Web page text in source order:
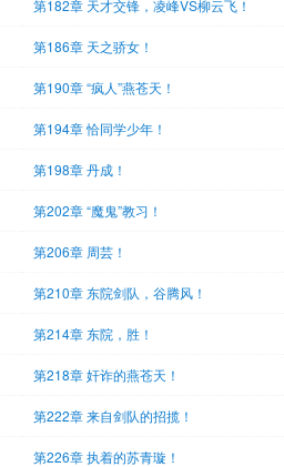
第182章 天才交锋，凌峰VS柳云飞！
第186章 天之骄女！
第190章 “疯人”燕苍天！
第194章 恰同学少年！
第198章 丹成！
第202章 “魔鬼”教习！
第206章 周芸！
第210章 东院剑队，谷腾风！
第214章 东院，胜！
第218章 奸诈的燕苍天！
第222章 来自剑队的招揽！
第226章 执着的苏青璇！